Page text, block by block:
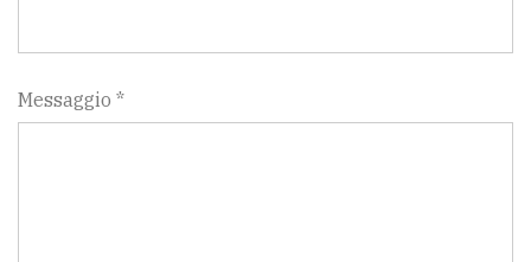
Messaggio *